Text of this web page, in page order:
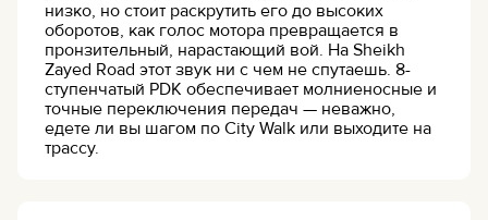
низко, но стоит раскрутить его до высоких
оборотов, как голос мотора превращается в
пронзительный, нарастающий вой. На Sheikh
Zayed Road этот звук ни с чем не спутаешь. 8-
ступенчатый PDK обеспечивает молниеносные и
точные переключения передач — неважно,
едете ли вы шагом по City Walk или выходите на
трассу.